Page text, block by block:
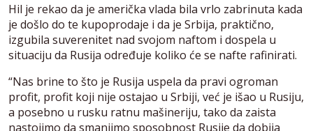
Hil je rekao da je američka vlada bila vrlo zabrinuta kada
je došlo do te kupoprodaje i da je Srbija, praktično,
izgubila suverenitet nad svojom naftom i dospela u
situaciju da Rusija određuje koliko će se nafte rafinirati.
“Nas brine to što je Rusija uspela da pravi ogroman
profit, profit koji nije ostajao u Srbiji, već je išao u Rusiju,
a posebno u rusku ratnu mašineriju, tako da zaista
nastojimo da smanjimo sposobnost Rusije da dobija